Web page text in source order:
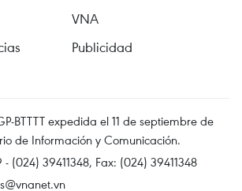
VNA
Publicidad
BTTTT expedida el 11 de septiembre de
de Información y Comunicación.
- (024) 39411348, Fax: (024) 39411348